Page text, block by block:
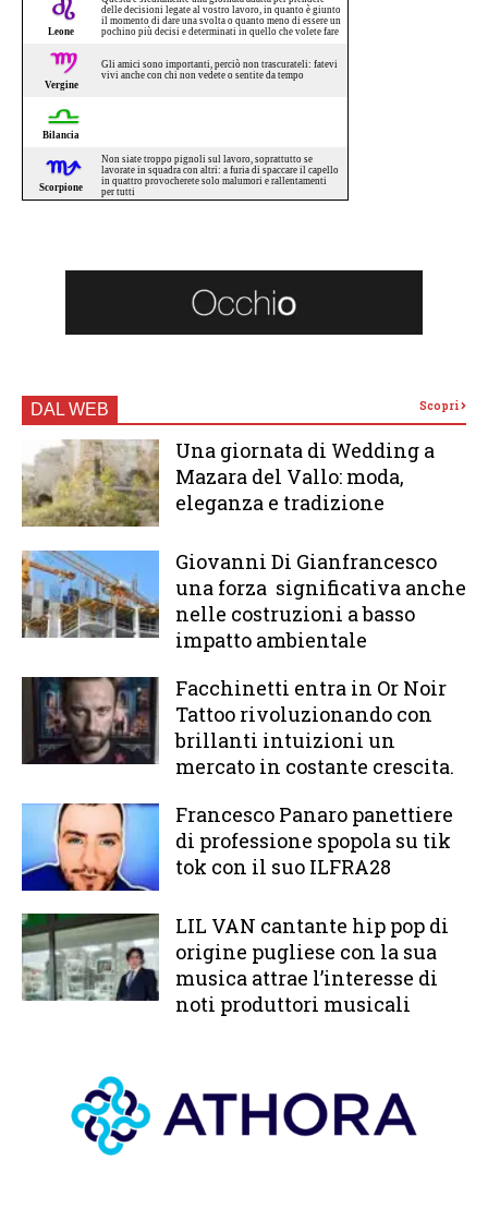
DAL WEB Scopri
Una giornata di Wedding a
Mazara del Vallo: moda,
eleganza e tradizione
Giovanni Di Gianfrancesco
una forza significativa anche
nelle costruzioni a basso
impatto ambientale
Facchinetti entra in Or Noir
Tattoo rivoluzionando con
brillanti intuizioni un
mercato in costante crescita.
Francesco Panaro panettiere
di professione spopola su tik
tok con il suo ILFRA28
LIL VAN cantante hip pop di
origine pugliese con la sua
musica attrae l’interesse di
noti produttori musicali